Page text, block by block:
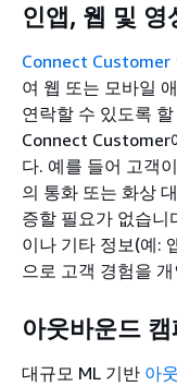
인앱, 웹 및 영
Connect Customer
여 웹 또는 모바일
연락할 수 있도록
Connect Customer
다. 예를 들어 고객
의 통화 또는 화상
증할 필요가 없습니
이나 기타 정보(예:
으로 고객 경험을
아웃바운드 캠
대규모 ML 기반 아